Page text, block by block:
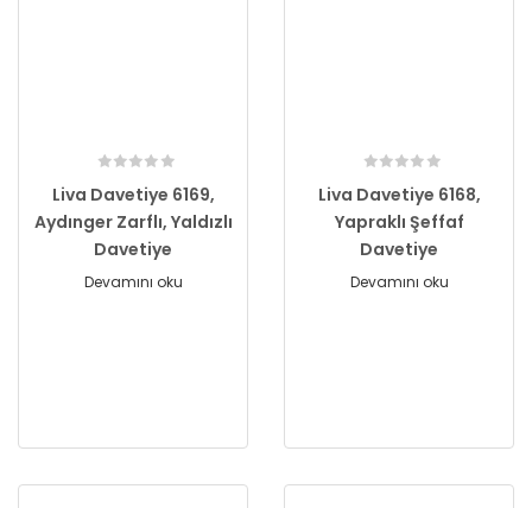
Liva Davetiye 6169,
Aydınger Zarflı, Yaldızlı
Davetiye
Devamını oku
Liva Davetiye 6168,
Yapraklı Şeffaf
Davetiye
Devamını oku